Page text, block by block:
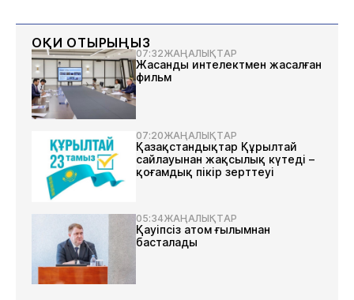
ОҚИ ОТЫРЫҢЫЗ
07:32ЖАҢАЛЫҚТАР
Жасанды интелектмен жасалған
фильм
07:20ЖАҢАЛЫҚТАР
Қазақстандықтар Құрылтай
сайлауынан жақсылық күтеді –
қоғамдық пікір зерттеуі
05:34ЖАҢАЛЫҚТАР
Қауіпсіз атом ғылымнан
басталады